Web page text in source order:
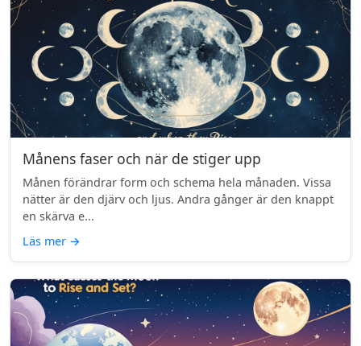
Månens faser och när de stiger upp
Månen förändrar form och schema hela månaden. Vissa
nätter är den djärv och ljus. Andra gånger är den knappt
en skärva e...
Läs mer →